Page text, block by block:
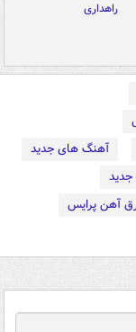
راهداری
آهنگ های جدید
آهن پرایس